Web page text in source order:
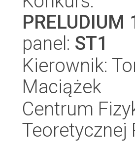
PRELUDIUM
panel: ST1
Kierownik:
Maciążek
Centrum
Teoretycznej